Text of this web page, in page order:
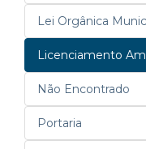
Lei Orgânica
Licenciamento
Não Encontrado
Portaria